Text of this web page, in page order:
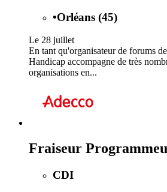
•Orléans (45)
Le 28 juillet
En tant qu'organisateur de forums
Handicap accompagne de très
organisations en...
Fraiseur
CDI